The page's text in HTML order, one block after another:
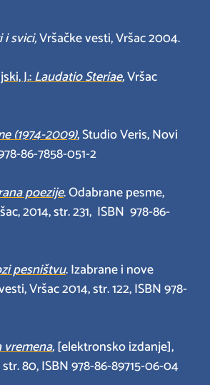
i svici,Vršačke vesti, Vršac 2004.
J.:Laudatio Steriae,Vršac
(1974-2009), Studio Veris, Novi
86-7858-051-2
poezije. Odabrane pesme,
2014, str. 231, ISBN 978-86-
pesništvu. Izabrane i nove
Vršac 2014, str. 122, ISBN 978-
vremena,[elektronsko izdanje],
str. 80, ISBN 978-86-89715-06-04